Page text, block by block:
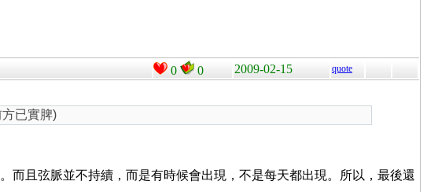
0 0 2009-02-15 quote
已實脾)
而且弦脈並不持續，而是有時候會出現，不是每天都出現。所以，最後還